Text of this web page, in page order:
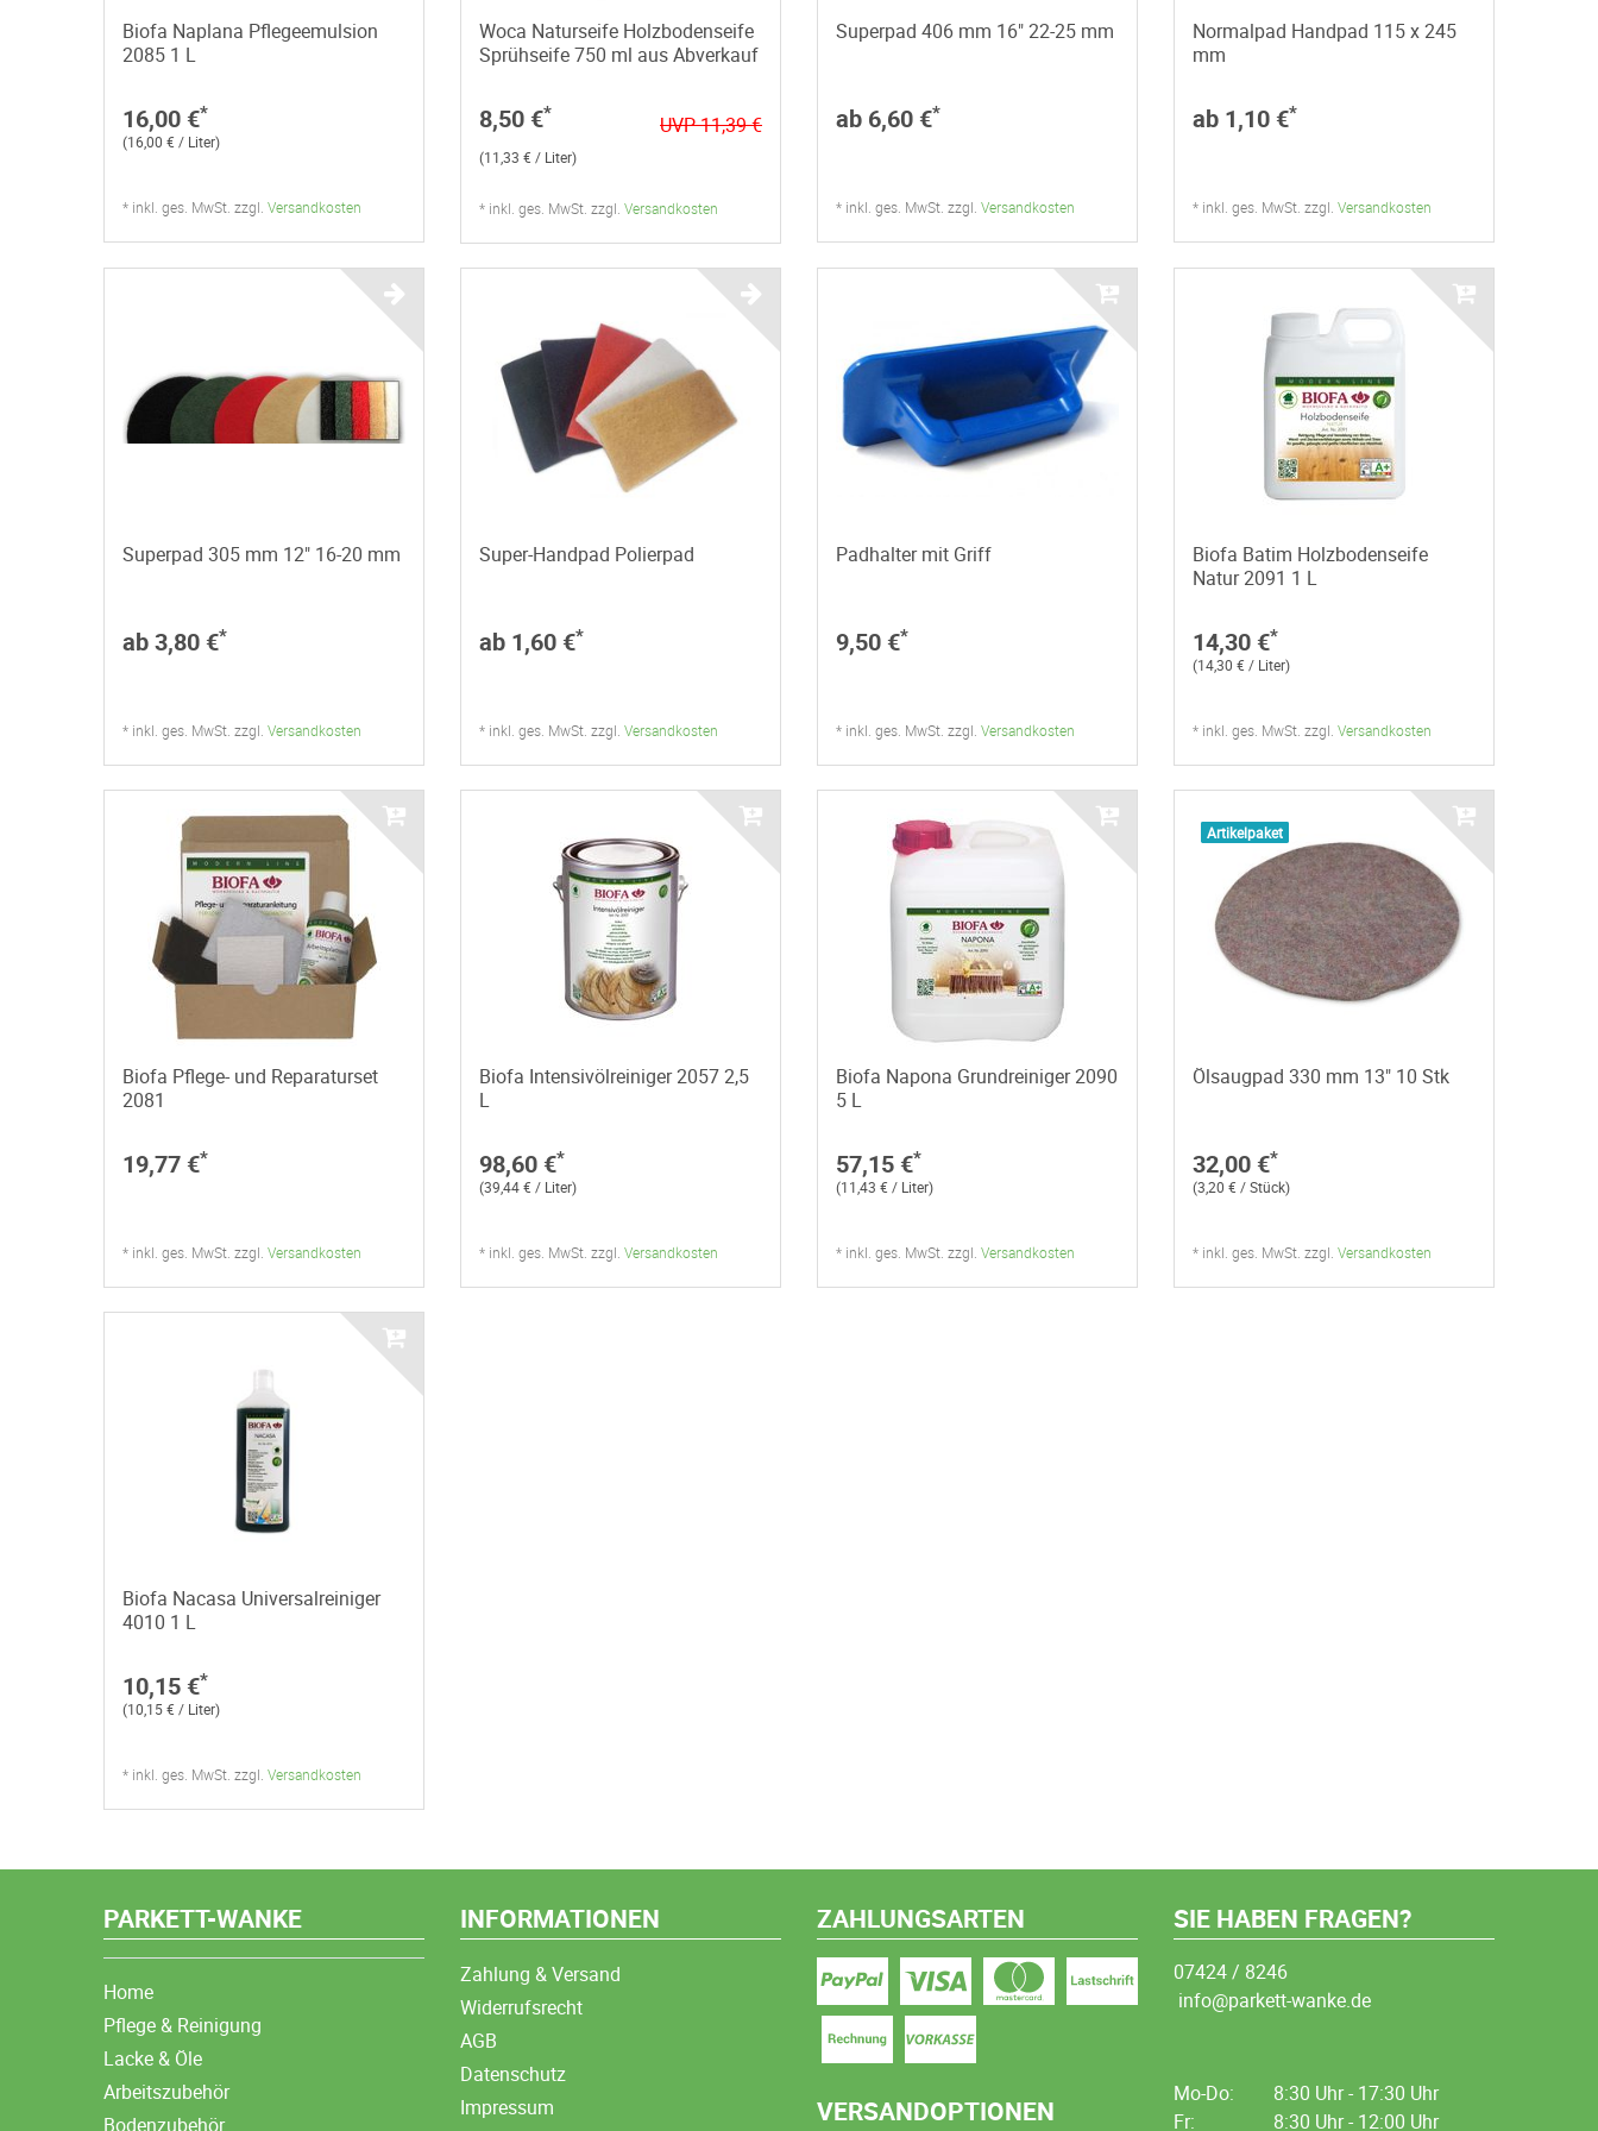
Biofa Naplana Pflegeemulsion
2085 1 L
16,00 €*
(16,00 € / Liter)
* inkl. ges. MwSt. zzgl. Versandkosten
Woca Naturseife Holzbodenseife
Sprühseife 750 ml aus Abverkauf
8,50 €*
UVP 11,39 €
(11,33 € / Liter)
* inkl. ges. MwSt. zzgl. Versandkosten
Superpad 406 mm 16" 22-25 mm
ab 6,60 €*
* inkl. ges. MwSt. zzgl. Versandkosten
Normalpad Handpad 115 x 245
mm
ab 1,10 €*
* inkl. ges. MwSt. zzgl. Versandkosten
Superpad 305 mm 12" 16-20 mm
ab 3,80 €*
* inkl. ges. MwSt. zzgl. Versandkosten
Super-Handpad Polierpad
ab 1,60 €*
* inkl. ges. MwSt. zzgl. Versandkosten
Padhalter mit Griff
9,50 €*
* inkl. ges. MwSt. zzgl. Versandkosten
Biofa Batim Holzbodenseife
Natur 2091 1 L
14,30 €*
(14,30 € / Liter)
* inkl. ges. MwSt. zzgl. Versandkosten
Biofa Pflege- und Reparaturset
2081
19,77 €*
* inkl. ges. MwSt. zzgl. Versandkosten
Biofa Intensivölreiniger 2057 2,5
L
98,60 €*
(39,44 € / Liter)
* inkl. ges. MwSt. zzgl. Versandkosten
Biofa Napona Grundreiniger 2090
5 L
57,15 €*
(11,43 € / Liter)
* inkl. ges. MwSt. zzgl. Versandkosten
Artikelpaket
Ölsaugpad 330 mm 13" 10 Stk
32,00 €*
(3,20 € / Stück)
* inkl. ges. MwSt. zzgl. Versandkosten
Biofa Nacasa Universalreiniger
4010 1 L
10,15 €*
(10,15 € / Liter)
* inkl. ges. MwSt. zzgl. Versandkosten
PARKETT-WANKE
Home
Pflege & Reinigung
Lacke & Öle
Arbeitszubehör
Bodenzubehör
INFORMATIONEN
Zahlung & Versand
Widerrufsrecht
AGB
Datenschutz
Impressum
ZAHLUNGSARTEN
VERSANDOPTIONEN
SIE HABEN FRAGEN?
07424 / 8246
info@parkett-wanke.de
Mo-Do:
8:30 Uhr - 17:30 Uhr
Fr:
8:30 Uhr - 12:00 Uhr